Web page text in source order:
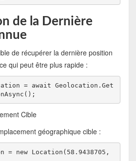
de la Dernière
de récupérer la dernière position
qui peut être plus rapide :
= await Geolocation.Get
Cible
géographique cible :
= new Location(58.9438705,